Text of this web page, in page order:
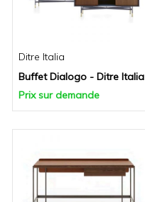
Ditre Italia
Buffet Dialogo - Ditre Italia
Prix sur demande